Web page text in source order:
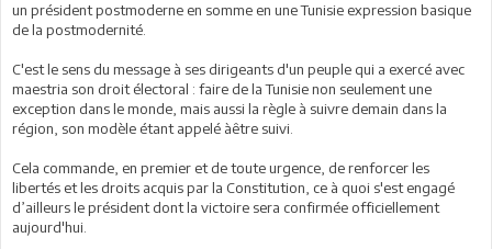
un président postmoderne en somme en une Tunisie expression basique
de la postmodernité.
C'est le sens du message à ses dirigeants d'un peuple qui a exercé avec
maestria son droit électoral : faire de la Tunisie non seulement une
exception dans le monde, mais aussi la règle à suivre demain dans la
région, son modèle étant appelé àêtre suivi.
Cela commande, en premier et de toute urgence, de renforcer les
libertés et les droits acquis par la Constitution, ce à quoi s'est engagé
d’ailleurs le président dont la victoire sera confirmée officiellement
aujourd'hui.